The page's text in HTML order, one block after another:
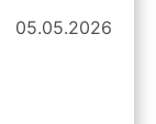
05.05.2026